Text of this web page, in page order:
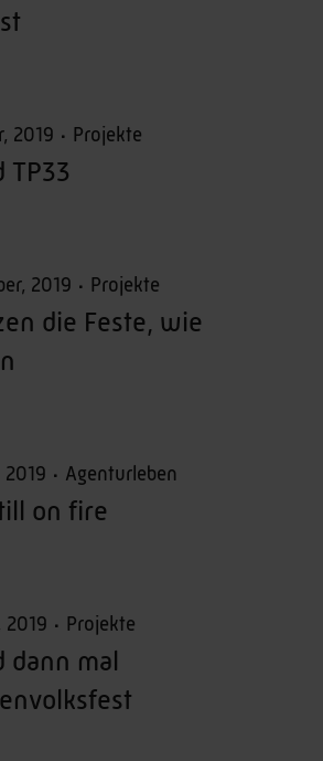
2019 Projekte
TP33
2019 Projekte
die Feste, wie
2019 Agenturleben
on fire
2019 Projekte
dann mal